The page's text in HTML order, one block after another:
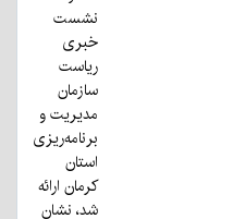
نشست
خبری
ریاست
سازمان
مدیریت و
برنامه‌ریزی
استان
کرمان ارائه
شد، نشان